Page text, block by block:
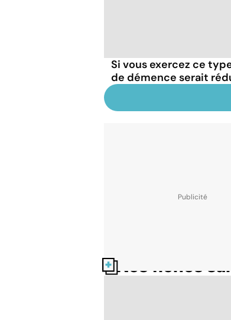
Si vous exercez ce
de démence serait
Nos fiches